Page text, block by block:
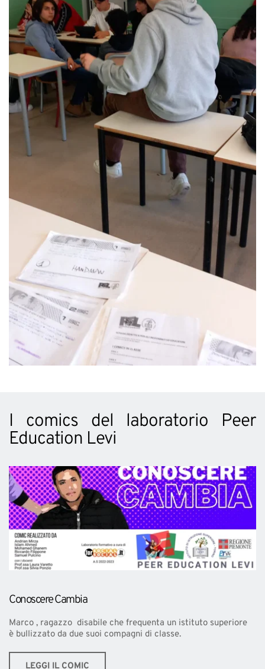
I comics del laboratorio Peer
Education Levi
Conoscere Cambia
Marco , ragazzo  disabile che frequenta un istituto superiore
è bullizzato da due suoi compagni di classe.
LEGGI IL COMIC